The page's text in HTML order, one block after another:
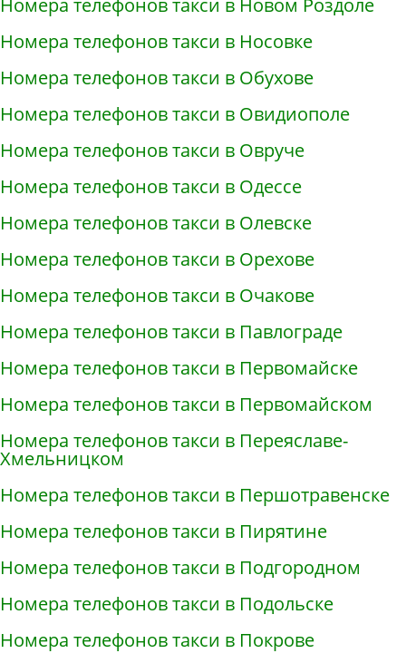
Номера телефонов такси в Новом Роздоле
Номера телефонов такси в Носовке
Номера телефонов такси в Обухове
Номера телефонов такси в Овидиополе
Номера телефонов такси в Овруче
Номера телефонов такси в Одессе
Номера телефонов такси в Олевске
Номера телефонов такси в Орехове
Номера телефонов такси в Очакове
Номера телефонов такси в Павлограде
Номера телефонов такси в Первомайске
Номера телефонов такси в Первомайском
Номера телефонов такси в Переяславе-
Хмельницком
Номера телефонов такси в Першотравенске
Номера телефонов такси в Пирятине
Номера телефонов такси в Подгородном
Номера телефонов такси в Подольске
Номера телефонов такси в Покрове